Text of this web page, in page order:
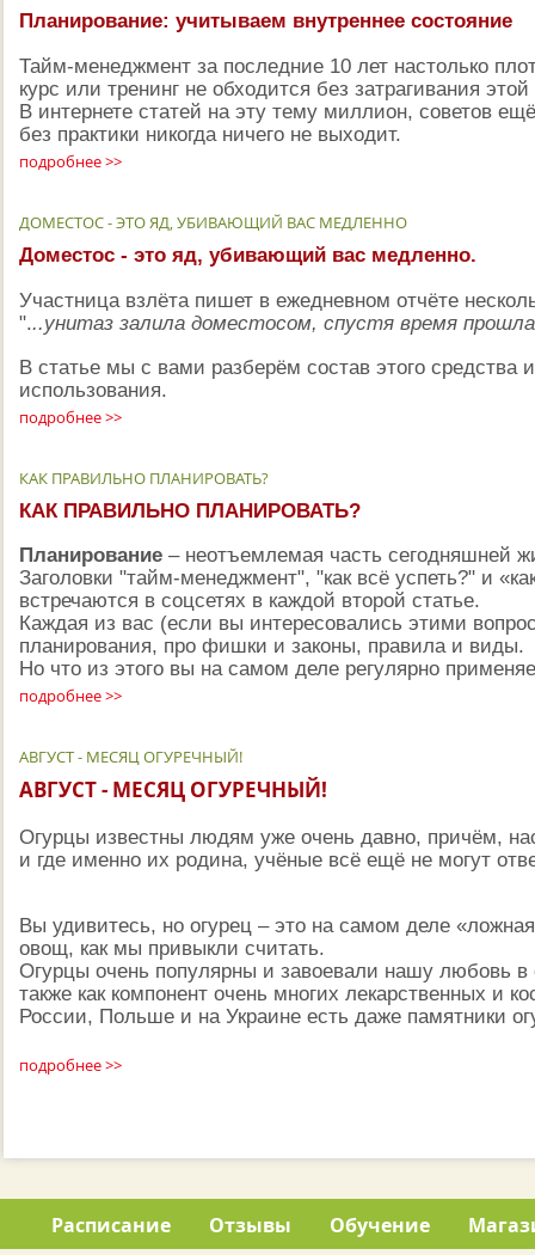
Планирование: учитываем внутреннее состояние
Тайм-менеджмент за последние 10 лет настолько
курс или тренинг не обходится без затрагивания
В интернете статей на эту тему миллион, советов
без практики никогда ничего не выходит.
подробнее >>
ДОМЕСТОС - ЭТО ЯД, УБИВАЮЩИЙ ВАС МЕДЛЕННО
Доместос - это яд, убивающий вас медленно.
Участница взлёта пишет в ежедневном отчёте
"...унитаз залила доместосом, спустя время
В статье мы с вами разберём состав этого средства
использования.
подробнее >>
КАК ПРАВИЛЬНО ПЛАНИРОВАТЬ?
КАК ПРАВИЛЬНО ПЛАНИРОВАТЬ?
Планирование – неотъемлемая часть сегодняшней
Заголовки "тайм-менеджмент", "как всё успеть?" и
встречаются в соцсетях в каждой второй статье.
Каждая из вас (если вы интересовались этими
планирования, про фишки и законы, правила и виды.
Но что из этого вы на самом деле регулярно
подробнее >>
АВГУСТ - МЕСЯЦ ОГУРЕЧНЫЙ!
АВГУСТ - МЕСЯЦ ОГУРЕЧНЫЙ!
Огурцы известны людям уже очень давно, причём,
и где именно их родина, учёные всё ещё не могут
Вы удивитесь, но огурец – это на самом деле
овощ, как мы привыкли считать.
Огурцы очень популярны и завоевали нашу любовь
также как компонент очень многих лекарственных и
России, Польше и на Украине есть даже памятники
подробнее >>
Расписание Отзывы Обучение